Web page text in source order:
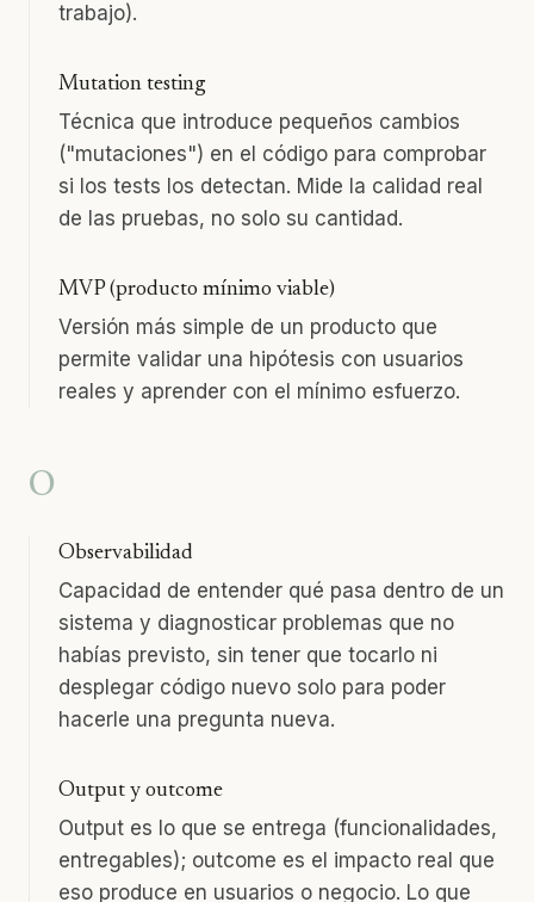
trabajo).
Mutation testing
Técnica que introduce pequeños cambios
("mutaciones") en el código para comprobar
si los tests los detectan. Mide la calidad real
de las pruebas, no solo su cantidad.
MVP (producto mínimo viable)
Versión más simple de un producto que
permite validar una hipótesis con usuarios
reales y aprender con el mínimo esfuerzo.
O
Observabilidad
Capacidad de entender qué pasa dentro de un
sistema y diagnosticar problemas que no
habías previsto, sin tener que tocarlo ni
desplegar código nuevo solo para poder
hacerle una pregunta nueva.
Output y outcome
Output es lo que se entrega (funcionalidades,
entregables); outcome es el impacto real que
eso produce en usuarios o negocio. Lo que